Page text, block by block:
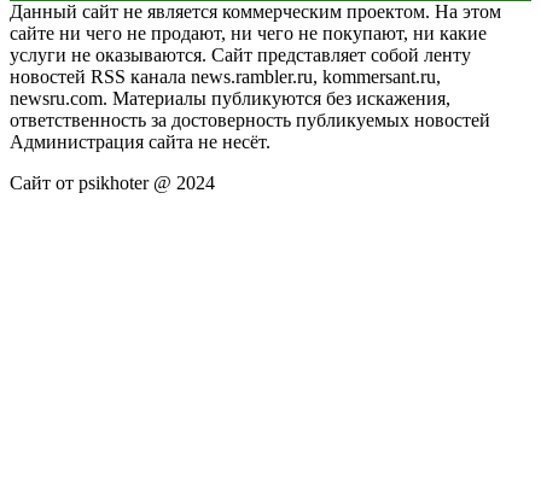
Данный сайт не является коммерческим проектом. На этом
сайте ни чего не продают, ни чего не покупают, ни какие
услуги не оказываются. Сайт представляет собой ленту
новостей RSS канала news.rambler.ru, kommersant.ru,
newsru.com. Материалы публикуются без искажения,
ответственность за достоверность публикуемых новостей
Администрация сайта не несёт.
Сайт от psikhoter @ 2024